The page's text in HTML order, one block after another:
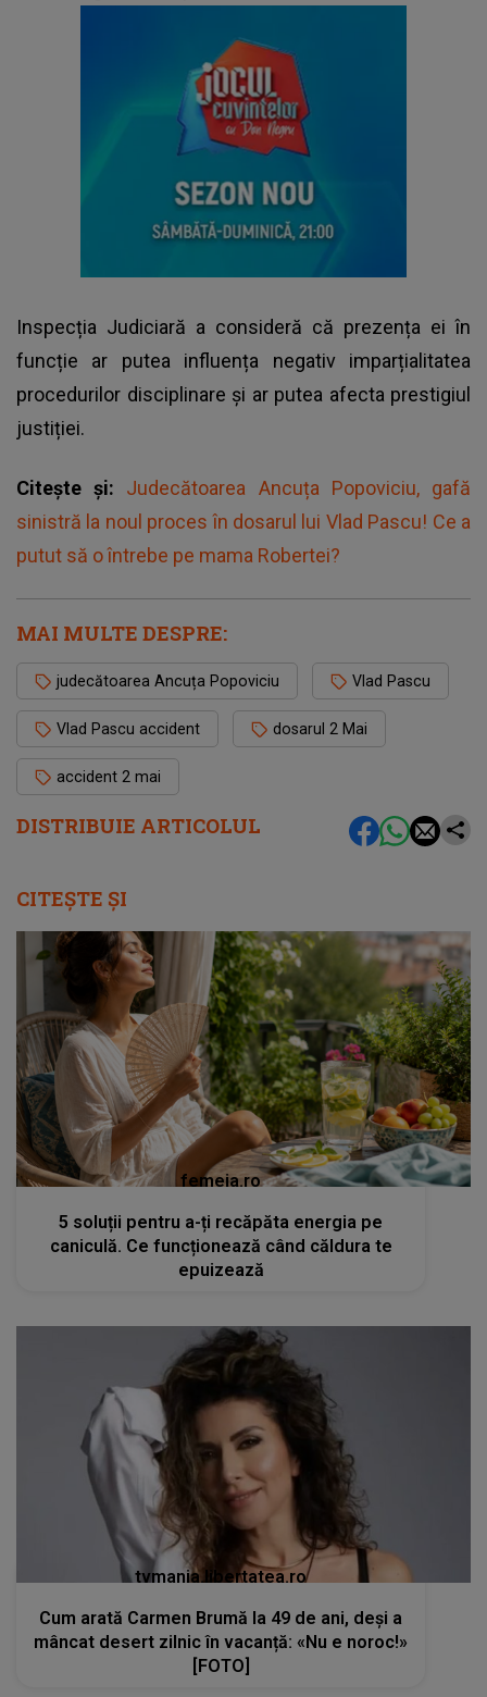
DISTRIBUIE ARTICOLUL
Inspecția Judiciară a consideră că prezența ei în
funcție ar putea influența negativ imparțialitatea
procedurilor disciplinare și ar putea afecta prestigiul
justiției.
Citește și: Judecătoarea Ancuța Popoviciu, gafă
sinistră la noul proces în dosarul lui Vlad Pascu! Ce a
putut să o întrebe pe mama Robertei?
MAI MULTE DESPRE:
judecătoarea Ancuța Popoviciu Vlad Pascu
Vlad Pascu accident dosarul 2 Mai
accident 2 mai
CITEȘTE ȘI
femeia.ro
5 soluții pentru a-ți recăpăta energia pe
caniculă. Ce funcționează când căldura te
epuizează
tvmania.libertatea.ro
Cum arată Carmen Brumă la 49 de ani, deși a
mâncat desert zilnic în vacanță: «Nu e noroc!»
[FOTO]